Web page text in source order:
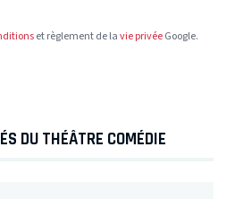
et règlement de lavie privéeGoogle.
DU THÉÂTRE COMÉDIE